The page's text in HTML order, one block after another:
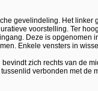
gevelindeling. Het
voorstelling. Ter
Deze is opgenomen
Enkele vensters in
zich rechts van de
verbonden met de